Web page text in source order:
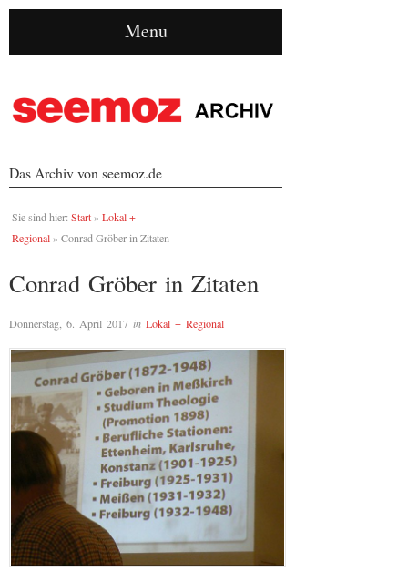
Menu
Das Archiv von seemoz.de
Sie sind hier: Start » Lokal +
Regional » Conrad Gröber in Zitaten
Conrad Gröber in Zitaten
Donnerstag, 6. April 2017 in Lokal + Regional